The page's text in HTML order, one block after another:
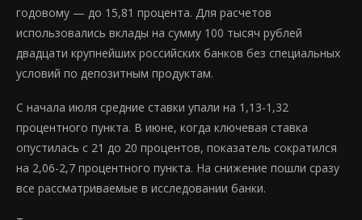
годовому — до 15,81 процента. Для расчетов
использовались вклады на сумму 100 тысяч рублей
двадцати крупнейших российских банков без специальных
условий по депозитным продуктам.
С начала июля средние ставки упали на 1,13-1,32
процентного пункта. В июне, когда ключевая ставка
опустилась с 21 до 20 процентов, показатель сократился
на 2,06-2,7 процентного пункта. На снижение пошли сразу
все рассматриваемые в исследовании банки.